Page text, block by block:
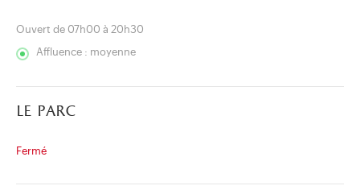
Ouvert de 07h00 à 20h30
Affluence : moyenne
le parc
Fermé